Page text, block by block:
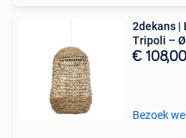
2dekans |
Tripoli – Ø
€ 108,00
Bezoek